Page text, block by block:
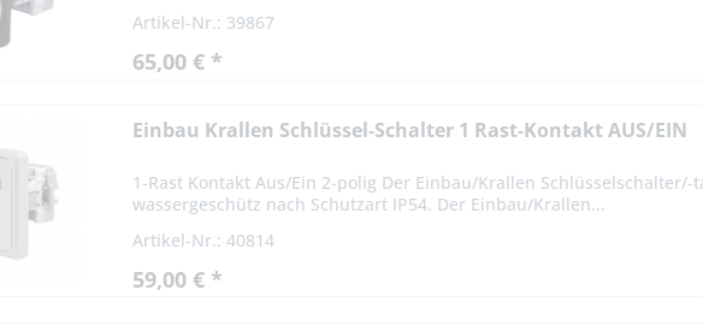
Artikel-Nr.: 39867
65,00 € *
Einbau Krallen Schlüssel-Schalter 1 Rast-Kontakt AUS/EIN
1-Rast Kontakt Aus/Ein 2-polig Der Einbau/Krallen
wassergeschütz nach Schutzart IP54. Der Einbau/Krallen...
Artikel-Nr.: 40814
59,00 € *